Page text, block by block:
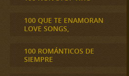
100 QUE TE ENAMORAN
LOVE SONGS,
100 ROMÁNTICOS DE
SIEMPRE